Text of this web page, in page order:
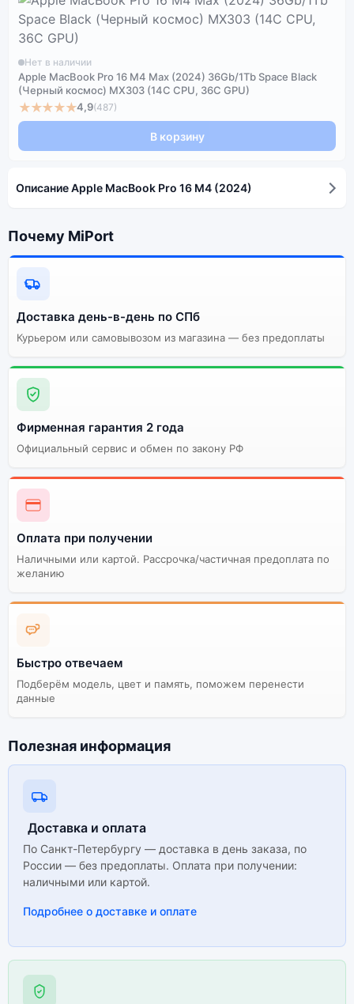
Нет в наличии
Apple MacBook Pro 16 M4 Max (2024) 36Gb/1Tb Space Black
(Черный космос) MX303 (14C CPU, 36C GPU)
★★★★★4,9(487)
В корзину
Описание Apple MacBook Pro 16 M4 (2024)
Почему MiPort
Доставка день-в-день по СПб
Курьером или самовывозом из магазина — без предоплаты
Фирменная гарантия 2 года
Официальный сервис и обмен по закону РФ
Оплата при получении
Наличными или картой. Рассрочка/частичная предоплата по
желанию
Быстро отвечаем
Подберём модель, цвет и память, поможем перенести
данные
Полезная информация
Доставка и оплата
По Санкт-Петербургу — доставка в день заказа, по
России — без предоплаты. Оплата при получении:
наличными или картой.
Подробнее о доставке и оплате